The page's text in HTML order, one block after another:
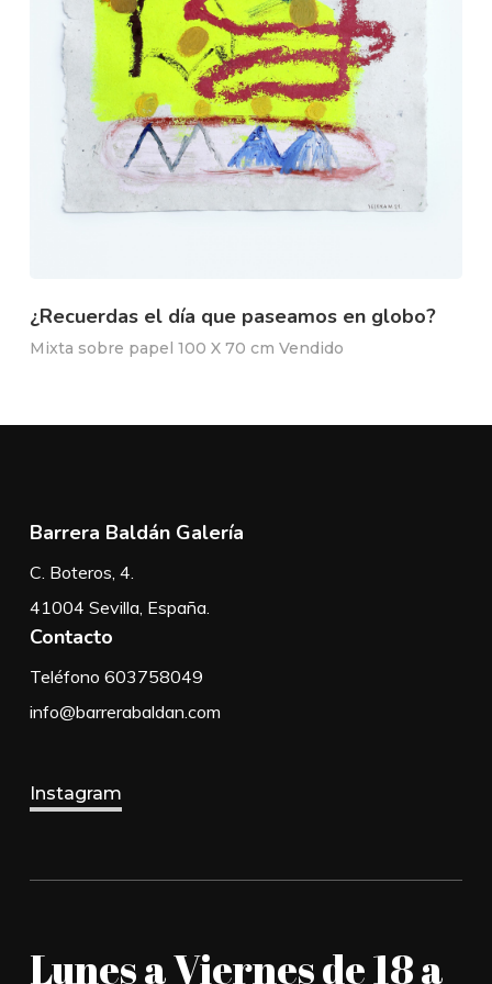
¿Recuerdas el día que paseamos en globo?
Mixta sobre papel 100 X 70 cm Vendido
Barrera Baldán Galería
C. Boteros, 4.
41004 Sevilla, España.
Contacto
Teléfono 603758049
info@barrerabaldan.com
Instagram
Lunes a Viernes de 18 a